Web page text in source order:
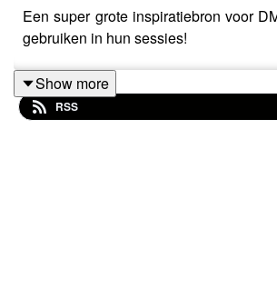
Een super grote inspiratiebron voor
gebruiken in hun sessies!
Show more
RSS